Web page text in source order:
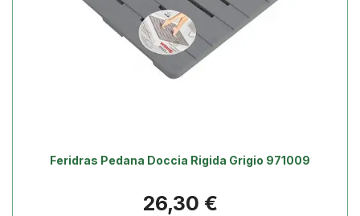
Feridras Pedana Doccia Rigida Grigio 971009
Prezzo
26,30 €